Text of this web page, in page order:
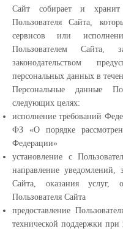
Сайт собирает и хранит
Пользователя Сайта,
сервисов или
Пользователем Сайта,
законодательством
персональных данных в
Персональные данные
следующих целях:
исполнение требований
ФЗ «О порядке
Федерации»
установление с
направление уведомлений,
Сайта, оказания услуг,
Пользователя Сайта
предоставление
технической поддержки